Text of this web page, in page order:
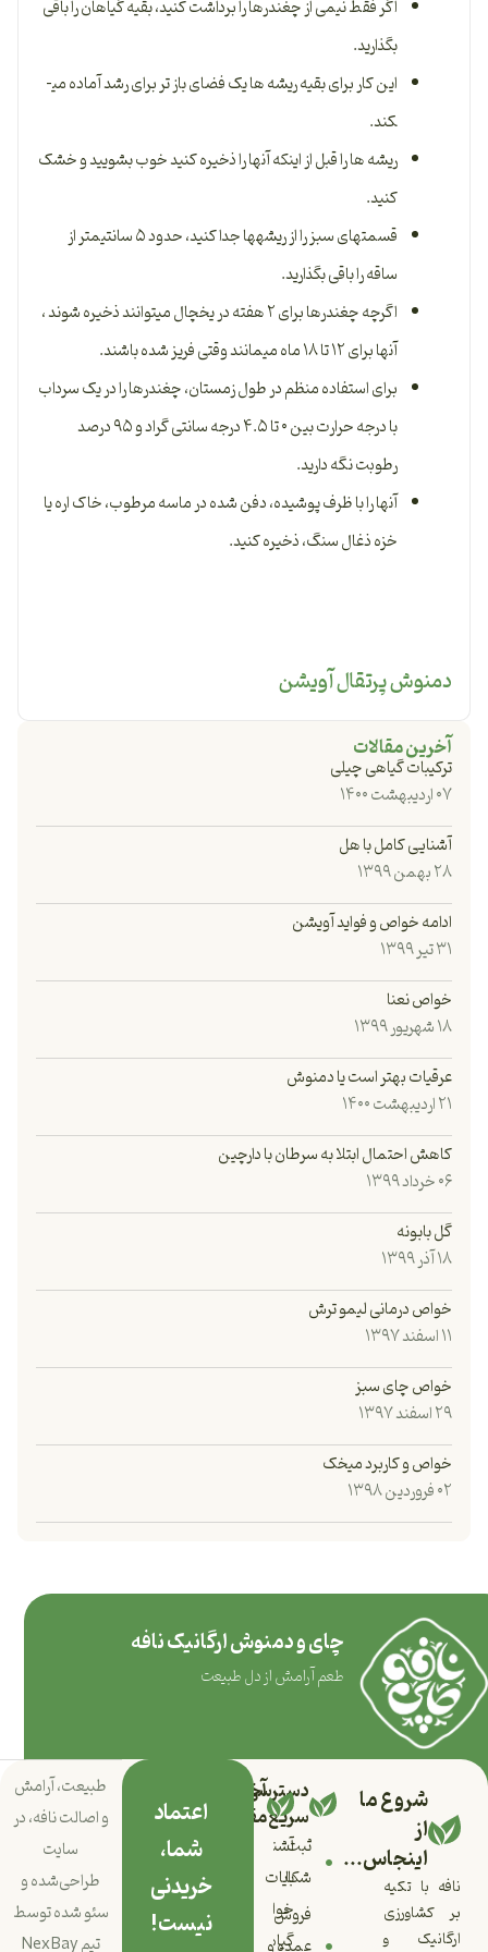
اگر فقط نیمی از چغندرها را برداشت کنید، بقیه گیاهان را باقی
بگذارید.
این کار برای بقیه ریشه­ ها یک فضای باز تر برای رشد آماده می­
کند.
ریشه­ ها را قبل از اینکه آنها را ذخیره کنید خوب بشویید و خشک
کنید.
قسمت­های سبز را از ریشه­ها جدا کنید، حدود ۵ سانتیمتر از
ساقه را باقی بگذارید.
اگرچه چغندرها برای ۲ هفته در یخچال می­توانند ذخیره شوند ،
آنها برای ۱۲ تا ۱۸ ماه می­مانند وقتی فریز شده باشند.
برای استفاده منظم در طول زمستان، چغندرها را در یک سرداب
با درجه حرارت بین ۰ تا ۴.۵ درجه سانتی گراد و ۹۵ درصد
رطوبت نگه دارید.
آنها را با ظرف پوشیده، دفن شده در ماسه مرطوب، خاک اره یا
خزه ذغال سنگ، ذخیره کنید.
دمنوش پرتقال آویشن
آخرین مقالات
ترکیبات گیاهی چیلی
۰۷ اردیبهشت ۱۴۰۰
آشنایی کامل با هل
۲۸ بهمن ۱۳۹۹
ادامه خواص و فواید آویشن
۳۱ تیر ۱۳۹۹
خواص نعنا
۱۸ شهریور ۱۳۹۹
عرقیات بهتر است یا دمنوش
۲۱ اردیبهشت ۱۴۰۰
کاهش احتمال ابتلا به سرطان با دارچین
۰۶ خرداد ۱۳۹۹
گل بابونه
۱۸ آذر ۱۳۹۹
خواص درمانی لیمو ترش
۱۱ اسفند ۱۳۹۷
خواص چای سبز
۲۹ اسفند ۱۳۹۷
خواص و کاربرد میخک
۰۲ فروردین ۱۳۹۸
چای و دمنوش ارگانیک نافه
طعم آرامش از دل طبیعت
شروع ما
از
اینجاس...
نافه با تکیه
بر کشاورزی
ارگانیک و
دسترسی
سریع
ثبت
شکایات
فروش
آخرین
مقالات
آشنایی
با
خواص
گیاه
اعتماد
شما،
خریدنی
نیست!
طبیعت، آرامش
و اصالت نافه، در
سایت
طراحی‌شده و
سئو شده توسط
تیمNexBay